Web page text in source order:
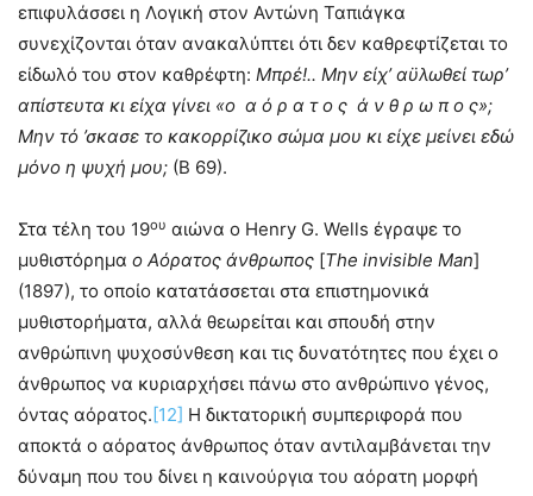
επιφυλάσσει η Λογική στον Αντώνη Ταπιάγκα
συνεχίζονται όταν ανακαλύπτει ότι δεν καθρεφτίζεται το
είδωλό του στον καθρέφτη: Μπρέ!.. Μην είχ’ αϋλωθεί τωρ’
απίστευτα κι είχα γίνει «ο α ό ρ α τ ο ς ά ν θ ρ ω π ο ς»;
Μην τό ’σκασε το κακορρίζικο σώμα μου κι είχε μείνει εδώ
μόνο η ψυχή μου; (Β 69).
Στα τέλη του 19ου αιώνα ο Henry G. Wells έγραψε το
μυθιστόρημα ο Αόρατος άνθρωπος [The invisible Man]
(1897), το οποίο κατατάσσεται στα επιστημονικά
μυθιστορήματα, αλλά θεωρείται και σπουδή στην
ανθρώπινη ψυχοσύνθεση και τις δυνατότητες που έχει ο
άνθρωπος να κυριαρχήσει πάνω στο ανθρώπινο γένος,
όντας αόρατος. [12] Η δικτατορική συμπεριφορά που
αποκτά ο αόρατος άνθρωπος όταν αντιλαμβάνεται την
δύναμη που του δίνει η καινούργια του αόρατη μορφή